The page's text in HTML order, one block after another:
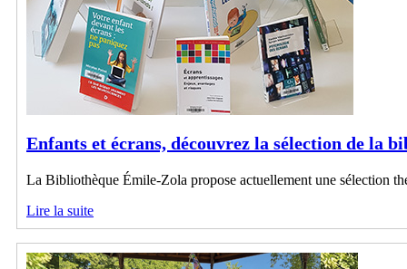
Enfants et écrans, découvrez la sélection de la
La Bibliothèque Émile-Zola propose actuellement une sélection
Lire la suite